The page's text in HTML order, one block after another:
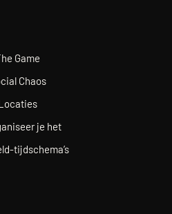
Game
Chaos
je het
tijdschema’s